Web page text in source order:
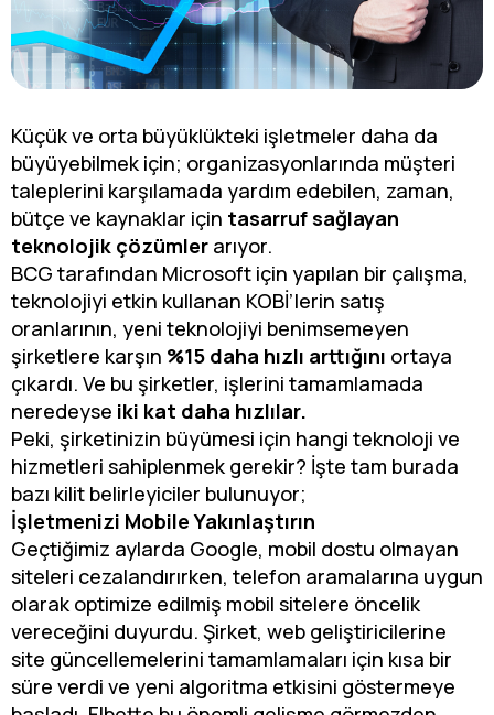
Küçük ve orta büyüklükteki işletmeler daha da
büyüyebilmek için; organizasyonlarında müşteri
taleplerini karşılamada yardım edebilen, zaman,
bütçe ve kaynaklar için tasarruf sağlayan
teknolojik çözümler arıyor.
BCG tarafından Microsoft için yapılan bir çalışma,
teknolojiyi etkin kullanan KOBİ’lerin satış
oranlarının, yeni teknolojiyi benimsemeyen
şirketlere karşın %15 daha hızlı arttığını ortaya
çıkardı. Ve bu şirketler, işlerini tamamlamada
neredeyse iki kat daha hızlılar.
Peki, şirketinizin büyümesi için hangi teknoloji ve
hizmetleri sahiplenmek gerekir? İşte tam burada
bazı kilit belirleyiciler bulunuyor;
İşletmenizi Mobile Yakınlaştırın
Geçtiğimiz aylarda Google, mobil dostu olmayan
siteleri cezalandırırken, telefon aramalarına uygun
olarak optimize edilmiş mobil sitelere öncelik
vereceğini duyurdu. Şirket, web geliştiricilerine
site güncellemelerini tamamlamaları için kısa bir
süre verdi ve yeni algoritma etkisini göstermeye